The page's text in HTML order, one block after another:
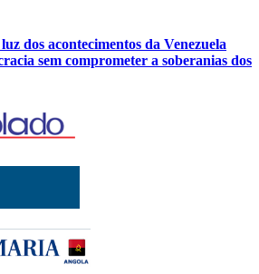
dos acontecimentos da Venezuela
sem comprometer a soberanias dos